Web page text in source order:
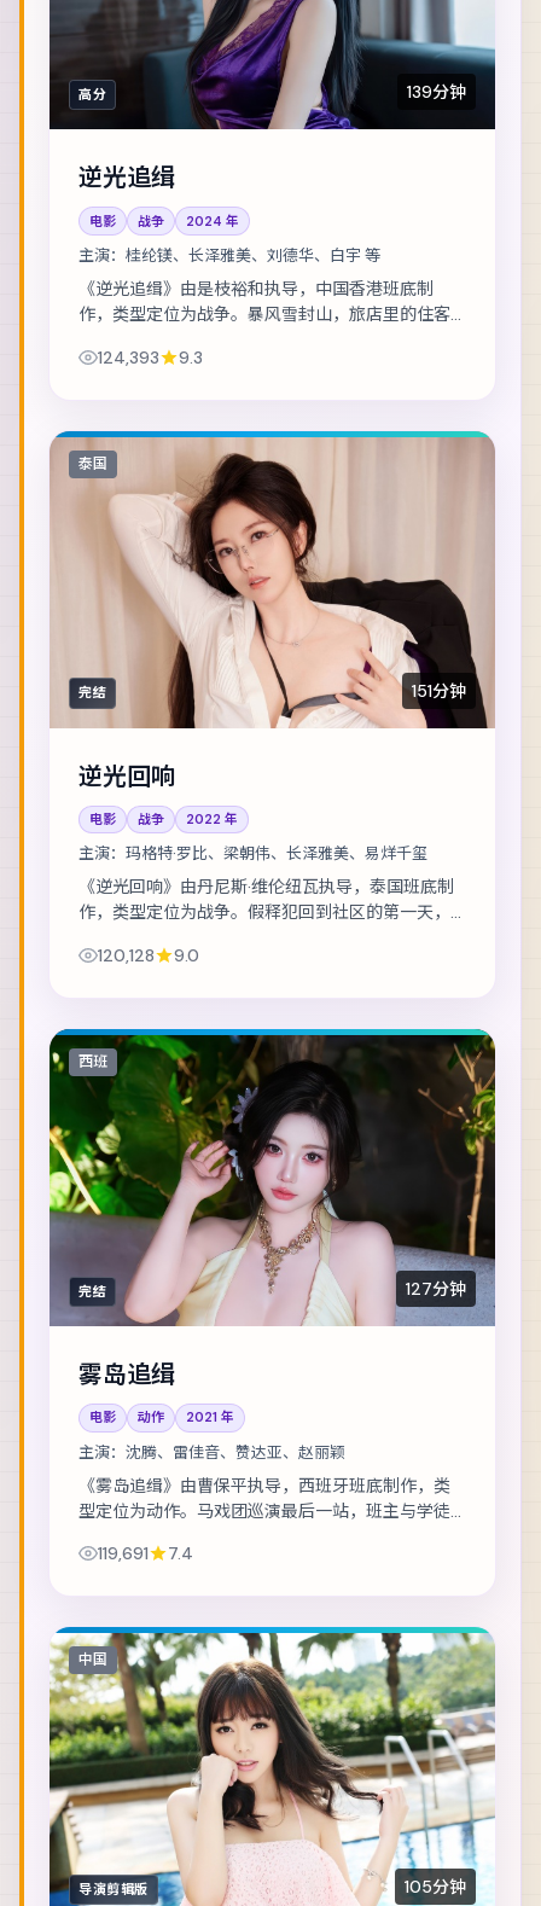
高分 139分钟
逆光追缉
电影 战争 2024 年
主演： 桂纶镁、长泽雅美、刘德华、白宇 等
《逆光追缉》由是枝裕和执导，中国香港班底制
作，类型定位为战争。暴风雪封山，旅店里的住客
德华 等，表演层次丰富。节奏层层推进，伏笔在第...
124,393 9.3
泰国
完结 151分钟
逆光回响
电影 战争 2022 年
主演： 玛格特·罗比、梁朝伟、长泽雅美、易烊千玺
《逆光回响》由丹尼斯·维伦纽瓦执导，泰国班底制
作，类型定位为战争。假释犯回到社区的第一天，
特·罗比、梁朝伟、长泽雅美 等，表演层次丰...
120,128 9.0
西班
完结 127分钟
雾岛追缉
电影 动作 2021 年
主演： 沈腾、雷佳音、赞达亚、赵丽颖
《雾岛追缉》由曹保平执导，西班牙班底制作，类
型定位为动作。马戏团巡演最后一站，班主与学徒
达亚 等，表演层次丰富。在类型框架内尝试作者...
119,691 7.4
中国
导演剪辑版 105分钟